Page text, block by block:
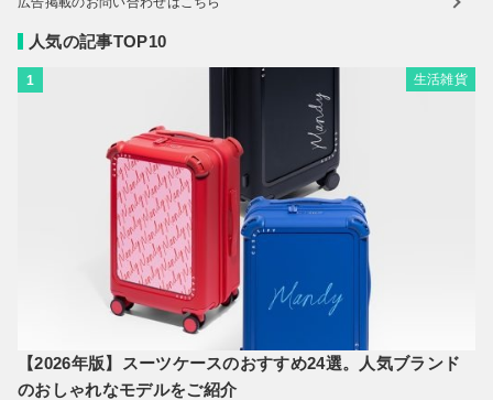
人気の記事TOP10
1 生活雑貨
【2026年版】スーツケースのおすすめ24選。人気ブランド
のおしゃれなモデルをご紹介